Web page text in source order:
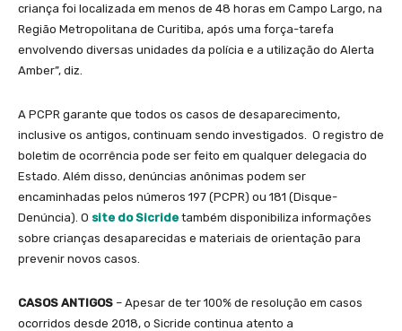
criança foi localizada em menos de 48 horas em Campo Largo, na
Região Metropolitana de Curitiba, após uma força-tarefa
envolvendo diversas unidades da polícia e a utilização do Alerta
Amber”, diz.
A PCPR garante que todos os casos de desaparecimento,
inclusive os antigos, continuam sendo investigados. O registro de
boletim de ocorrência pode ser feito em qualquer delegacia do
Estado. Além disso, denúncias anônimas podem ser
encaminhadas pelos números 197 (PCPR) ou 181 (Disque-
Denúncia). O site do Sicride também disponibiliza informações
sobre crianças desaparecidas e materiais de orientação para
prevenir novos casos.
CASOS ANTIGOS – Apesar de ter 100% de resolução em casos
ocorridos desde 2018, o Sicride continua atento a